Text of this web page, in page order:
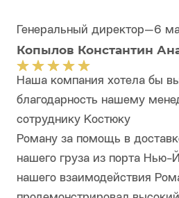
Генеральный директор—6
Копылов Константин
Наша компания хотела бы
благодарность нашему
сотруднику Костюку
Роману за помощь в
нашего груза из порта
нашего взаимодействия